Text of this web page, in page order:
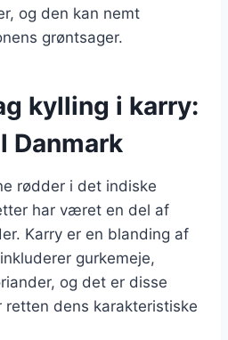
og den kan nemt
grøntsager.
kylling i karry:
Danmark
rødder i det indiske
har været en del af
Karry er en blanding af
gurkemeje,
og det er disse
retten dens karakteristiske